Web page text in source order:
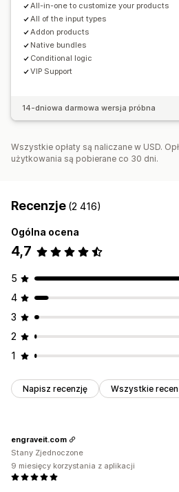
Opłaty konfiguracyjne Dopłaty do
Ceny, które można ustalić
Stałe ceny
Rabaty
Rabaty procentowe
Niestandardowe ceny
All-in-one to customize your products
All of the input types
Addon products
Native bundles
Conditional logic
VIP Support
14-dniowa darmowa wersja próbna
Wszystkie opłaty są naliczane w USD.
użytkowania są pobierane co 30 dni.
Recenzje (2 416)
Ogólna ocena
4,7
5
4
3
2
1
Napisz recenzję Wszystkie
engraveit.com
Stany Zjednoczone
9 miesięcy korzystania z aplikacji